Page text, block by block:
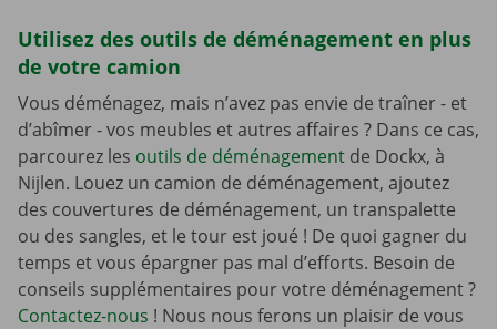
Utilisez des outils de déménagement en plus
de votre camion
Vous déménagez, mais n’avez pas envie de traîner - et
d’abîmer - vos meubles et autres affaires ? Dans ce cas,
parcourez les outils de déménagement de Dockx, à
Nijlen. Louez un camion de déménagement, ajoutez
des couvertures de déménagement, un transpalette
ou des sangles, et le tour est joué ! De quoi gagner du
temps et vous épargner pas mal d’efforts. Besoin de
conseils supplémentaires pour votre déménagement ?
Contactez-nous ! Nous nous ferons un plaisir de vous